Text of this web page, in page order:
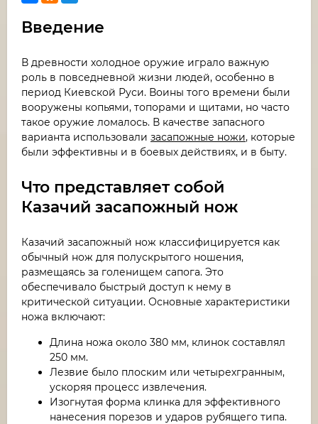
Введение
В древности холодное оружие играло важную
роль в повседневной жизни людей, особенно в
период Киевской Руси. Воины того времени были
вооружены копьями, топорами и щитами, но часто
такое оружие ломалось. В качестве запасного
варианта использовали засапожные ножи, которые
были эффективны и в боевых действиях, и в быту.
Что представляет собой
Казачий засапожный нож
Казачий засапожный нож классифицируется как
обычный нож для полускрытого ношения,
размещаясь за голенищем сапога. Это
обеспечивало быстрый доступ к нему в
критической ситуации. Основные характеристики
ножа включают:
Длина ножа около 380 мм, клинок составлял
250 мм.
Лезвие было плоским или четырехгранным,
ускоряя процесс извлечения.
Изогнутая форма клинка для эффективного
нанесения порезов и ударов рубящего типа.